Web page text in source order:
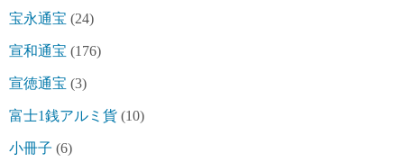
宝永通宝 (24)
宣和通宝 (176)
宣徳通宝 (3)
富士1銭アルミ貨 (10)
小冊子 (6)